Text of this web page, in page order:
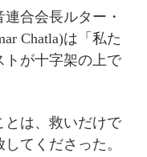
合会長ルター・
Chatla)は「私た
トが十字架の上で
とは、救いだけで
てくださった。